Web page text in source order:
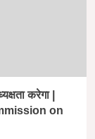
करेगा |
on